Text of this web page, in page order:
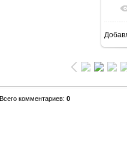
Всего комментариев: 0